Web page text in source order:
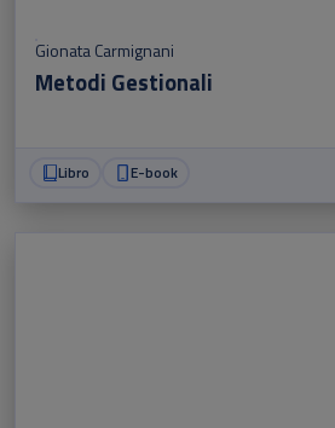
Gionata Carmignani
Metodi Gestionali
Libro E-book